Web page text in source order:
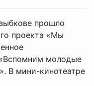
прошло
проекта «Мы
молодые
В мини-кинотеатре